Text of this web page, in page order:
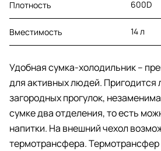
Плотность 600D
Вместимость 14 л
Удобная сумка-холодильник –
для активных людей. Пригодится
загородных прогулок,
сумке два отделения, то есть
напитки. На внешний чехол
термотрансфера.